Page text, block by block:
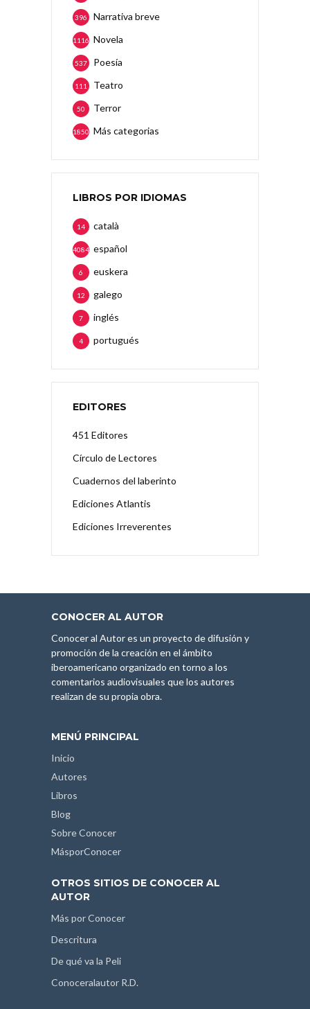
Narrativa breve
396
Novela
1116
Poesía
537
Teatro
111
Terror
50
Más categorias
1850
LIBROS POR IDIOMAS
català
14
español
4084
euskera
6
galego
12
inglés
7
portugués
4
EDITORES
451 Editores
Círculo de Lectores
Cuadernos del laberinto
Ediciones Atlantis
Ediciones Irreverentes
CONOCER AL AUTOR
Conocer al Autor es un proyecto de difusión y
promoción de la creación en el ámbito
iberoamericano organizado en torno a los
comentarios audiovisuales que los autores
realizan de su propia obra.
MENÚ PRINCIPAL
Inicio
Autores
Libros
Blog
Sobre Conocer
MásporConocer
OTROS SITIOS DE CONOCER AL
AUTOR
Más por Conocer
Descritura
De qué va la Peli
Conoceralautor R.D.